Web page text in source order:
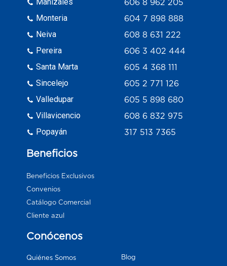
Monteria
Neiva
Pereira
Santa Marta
Sincelejo
Valledupar
Villavicencio
Popayán
606 8 962 205
604 7 898 888
608 8 631 222
606 3 402 444
605 4 368 111
605 2 771 126
605 5 898 680
608 6 832 975
317 513 7365
Beneficios
Beneficios Exclusivos
Convenios
Catálogo Comercial
Cliente azul
Conócenos
Quiénes Somos
Blog